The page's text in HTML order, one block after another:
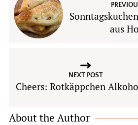
aus
NEXT POST
Cheers: Rotkäppchen
About the Author